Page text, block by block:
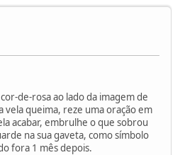
de-rosa ao lado da imagem de
vela queima, reze uma oração em
acabar, embrulhe o que sobrou
na sua gaveta, como símbolo
fora 1 mês depois.